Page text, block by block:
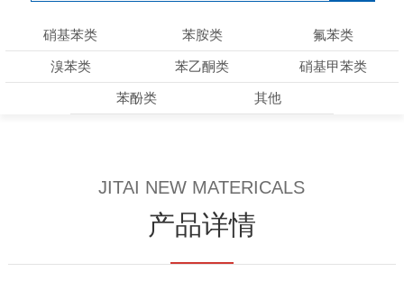
硝基苯类 苯胺类 氟苯类
溴苯类 苯乙酮类 硝基甲苯类
苯酚类 其他
JITAI NEW MATERICALS
产品详情